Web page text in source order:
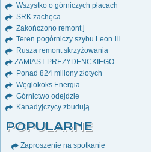
Wszystko o górniczych płacach
SRK zachęca
Zakończono remont j
Teren pogórniczy szybu Leon III
Rusza remont skrzyżowania
ZAMIAST PREZYDENCKIEGO
Ponad 824 miliony złotych
Węglokoks Energia
Górnictwo odejdzie
Kanadyjczycy zbudują
POPULARNE
Zaproszenie na spotkanie